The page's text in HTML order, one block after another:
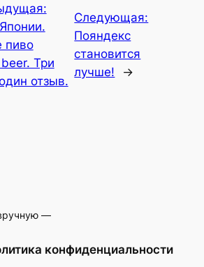
пиво
Три
отзыв.
Следующая:
Пояндекс
становится
лучше!
→
—
конфиденциальности